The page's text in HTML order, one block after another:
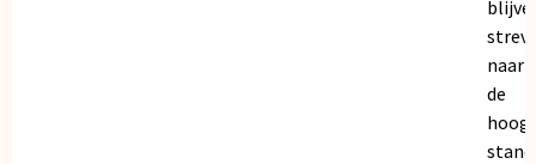
naar
de